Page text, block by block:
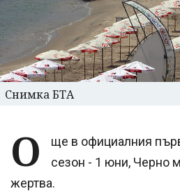
Снимка БТА
О
ще в официалния
сезон - 1 юни, Черно
жертва.